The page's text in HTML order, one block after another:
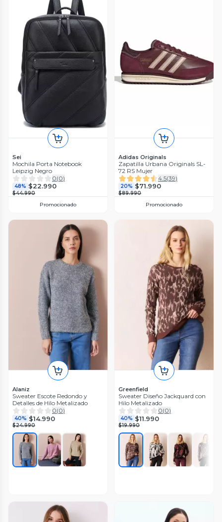
Sei
Mochila Porta Notebook
Leipzig Negro
0(0)
48% $22.990
$44.990
Promocionado
Adidas Originals
Zapatilla Urbana Originals SL-
72 RS Mujer
4.5(39)
20% $71.990
$89.990
Promocionado
Alaniz
Sweater Escote Redondo y
Detalles de Hilo Metalizado
0(0)
40% $14.990
$24.990
Greenfield
Sweater Diseño Jackquard con
Hilo Metalizado
0(0)
40% $11.990
$19.990